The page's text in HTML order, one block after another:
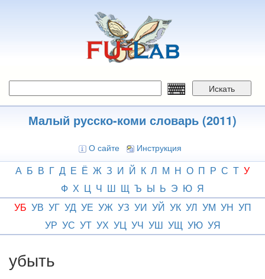
Искать
Малый русско-коми словарь (2011)
О сайте Инструкция
А Б В Г Д Е Ё Ж З И Й К Л М Н О П Р С Т У
Ф Х Ц Ч Ш Щ Ъ Ы Ь Э Ю Я
УБ УВ УГ УД УЕ УЖ УЗ УИ УЙ УК УЛ УМ УН УП
УР УС УТ УХ УЦ УЧ УШ УЩ УЮ УЯ
убыть